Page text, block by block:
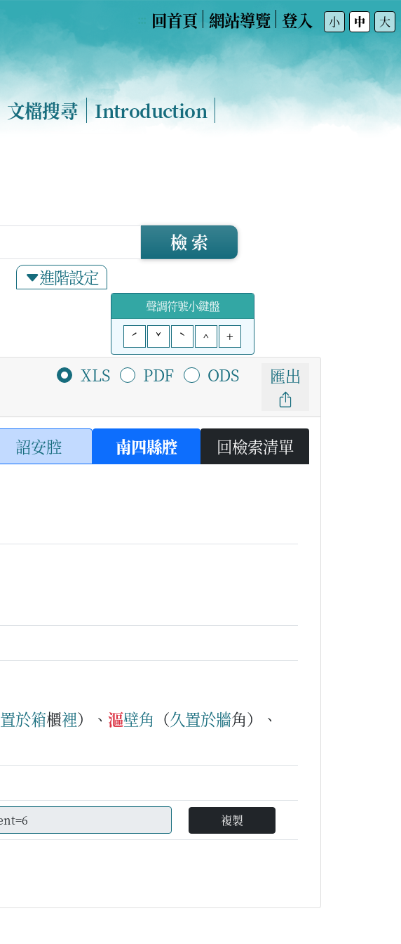
回首頁 網站導覽 登入 小 中 大
文檔搜尋 Introduction
進階設定
檢 索
聲調符號小鍵盤
ˊ
ˇ ˋ ^ +
XLS PDF ODS 匯出
詔安腔 南四縣腔 回檢索清單
置於箱櫃裡）、 漚壁角 （久置於牆角）、
複製